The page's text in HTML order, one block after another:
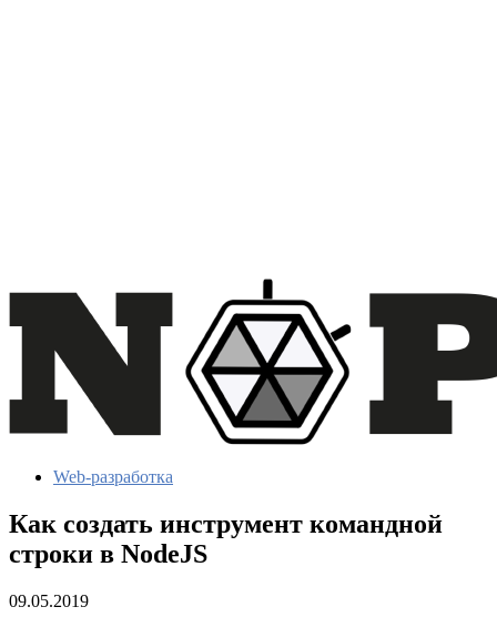
Web-разработка
Как создать инструмент командной
строки в NodeJS
09.05.2019